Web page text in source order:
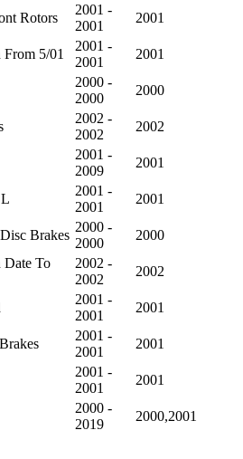
Rotors
2001 -
2001
2001
5/01
2001 -
2001
2001
2000 -
2000
2000
2002 -
2002
2002
2001 -
2009
2001
2001 -
2001
2001
Brakes
2000 -
2000
2000
Date To
2002 -
2002
2002
2001 -
2001
2001
2001 -
2001
2001
2001 -
2001
2001
2000 -
2019
2000,2001